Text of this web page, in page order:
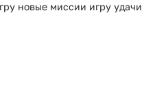
новые миссии игру удачи